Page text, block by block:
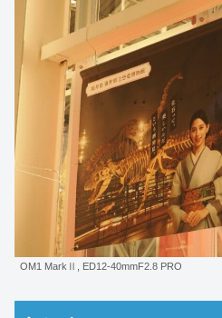
OM1 MarkⅡ, ED12-40mmF2.8 PRO